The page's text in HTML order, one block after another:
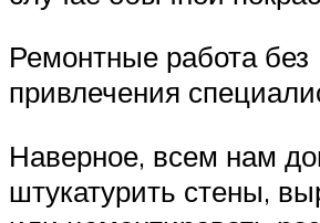
Ремонтные работа без
привлечения
Наверное, всем нам
штукатурить стены,